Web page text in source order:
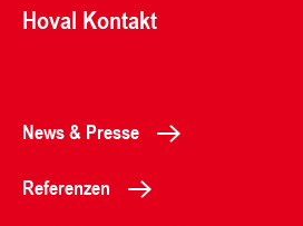
Hoval Kontakt
News & Presse
Referenzen